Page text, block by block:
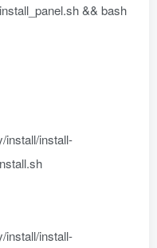
&& bash
install/install-
install/install-